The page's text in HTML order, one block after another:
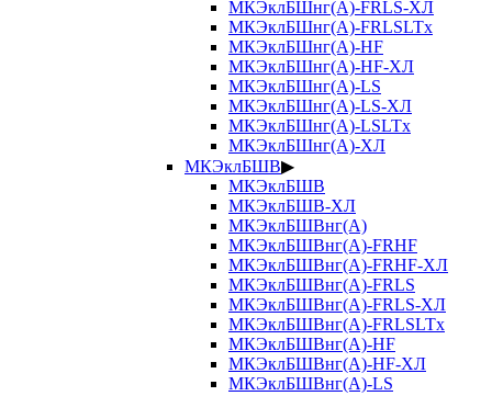
МКЭклБШнг(А)-FRLS-ХЛ
МКЭклБШнг(А)-FRLSLTx
МКЭклБШнг(А)-HF
МКЭклБШнг(А)-HF-ХЛ
МКЭклБШнг(А)-LS
МКЭклБШнг(А)-LS-ХЛ
МКЭклБШнг(А)-LSLTx
МКЭклБШнг(А)-ХЛ
МКЭклБШВ▶
МКЭклБШВ
МКЭклБШВ-ХЛ
МКЭклБШВнг(А)
МКЭклБШВнг(А)-FRHF
МКЭклБШВнг(А)-FRHF-ХЛ
МКЭклБШВнг(А)-FRLS
МКЭклБШВнг(А)-FRLS-ХЛ
МКЭклБШВнг(А)-FRLSLTx
МКЭклБШВнг(А)-HF
МКЭклБШВнг(А)-HF-ХЛ
МКЭклБШВнг(А)-LS